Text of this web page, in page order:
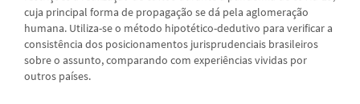
cuja principal forma de propagação se dá pela aglomeração
humana. Utiliza-se o método hipotético-dedutivo para verificar a
consistência dos posicionamentos jurisprudenciais brasileiros
sobre o assunto, comparando com experiências vividas por
outros países.